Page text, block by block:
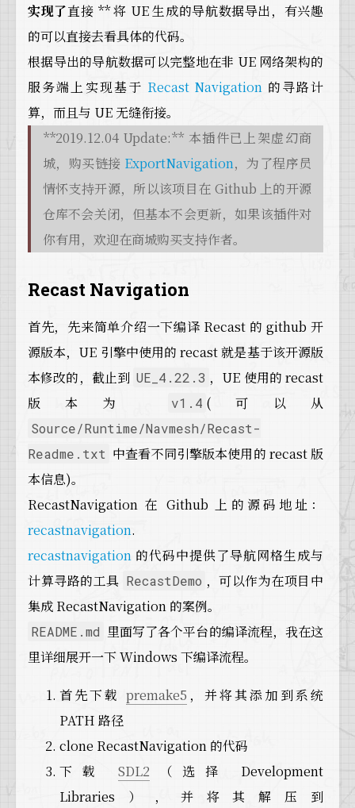
实现了直接 ** 将 UE 生成的导航数据导出，有兴趣
的可以直接去看具体的代码。
根据导出的导航数据可以完整地在非 UE 网络架构的
服务端上实现基于 Recast Navigation 的寻路计
算，而且与 UE 无缝衔接。
**2019.12.04 Update:** 本插件已上架虚幻商
城，购买链接 ExportNavigation，为了程序员
情怀支持开源，所以该项目在 Github 上的开源
仓库不会关闭，但基本不会更新，如果该插件对
你有用，欢迎在商城购买支持作者。
Recast Navigation
首先，先来简单介绍一下编译 Recast 的 github 开
源版本，UE 引擎中使用的 recast 就是基于该开源版
本修改的，截止到 UE_4.22.3 ，UE 使用的 recast
版本为
v1.4 (可以从
Source/Runtime/Navmesh/Recast-
Readme.txt 中查看不同引擎版本使用的 recast 版
本信息)。
RecastNavigation 在 Github 上的源码地址：
recastnavigation.
recastnavigation 的代码中提供了导航网格生成与
计算寻路的工具 RecastDemo ，可以作为在项目中
集成 RecastNavigation 的案例。
README.md 里面写了各个平台的编译流程，我在这
里详细展开一下 Windows 下编译流程。
首先下载 premake5 ，并将其添加到系统
PATH 路径
clone RecastNavigation 的代码
下载 SDL2 （选择 Development
Libraries），并将其解压到